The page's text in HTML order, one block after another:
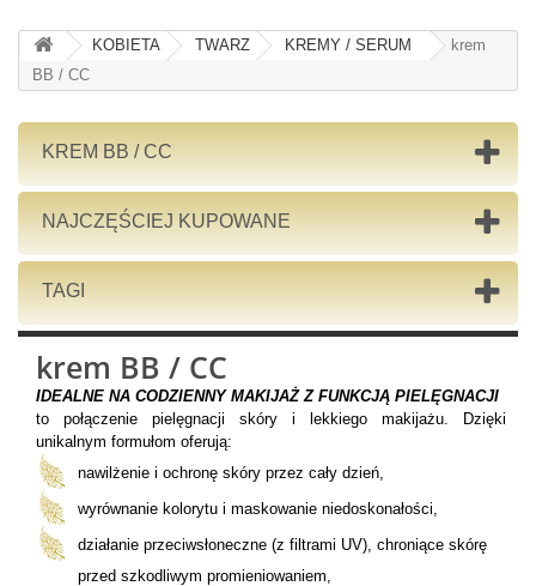
KOBIETA TWARZ KREMY / SERUM
krem
BB / CC
KREM BB / CC
NAJCZĘŚCIEJ KUPOWANE
TAGI
krem BB / CC
IDEALNE NA CODZIENNY MAKIJAŻ Z FUNKCJĄ PIELĘGNACJI
to połączenie pielęgnacji skóry i lekkiego makijażu. Dzięki
unikalnym formułom oferują:
nawilżenie i ochronę skóry przez cały dzień,
wyrównanie kolorytu i maskowanie niedoskonałości,
działanie przeciwsłoneczne (z filtrami UV), chroniące skórę
przed szkodliwym promieniowaniem,